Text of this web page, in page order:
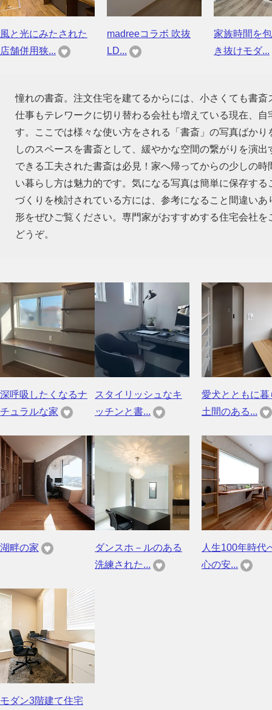
風と光にみたされた
店舗併用狭...
madreeコラボ 吹抜
LD...
家族時間を
き抜けモダ...
憧れの書斎。注文住宅を建てるからには、小さくても書
仕事もテレワークに切り替わる会社も増えている現在、
す。ここでは様々な使い方をされる「書斎」の写真ばか
しのスペースを書斎として、緩やかな空間の繋がりを演
できる工夫された書斎は必見！家へ帰ってからの少しの
い暮らし方は魅力的です。気になる写真は簡単に保存す
づくりを検討されている方には、参考になること間違い
形をぜひご覧ください。専門家がおすすめする住宅会社
どうぞ。
深呼吸したくなるナ
チュラルな家
スタイリッシュなキ
ッチンと書...
愛犬とともに暮
土間のある...
湖畔の家
ダンスホ－ルのある
洗練された...
人生100年時代
心の安...
モダン3階建て住宅